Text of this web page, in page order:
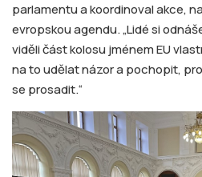
parlamentu a koordinoval akce,
evropskou agendu. „Lidé si
viděli část kolosu jménem EU
na to udělat názor a pochopit,
se prosadit.“